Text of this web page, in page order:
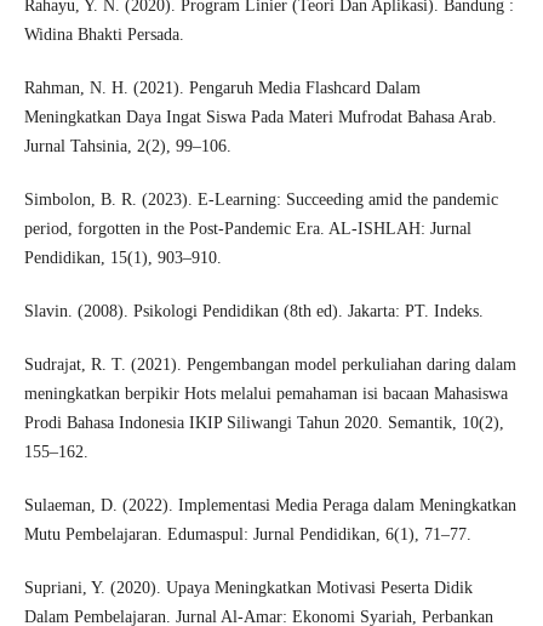
Rahayu, Y. N. (2020). Program Linier (Teori Dan Aplikasi). Bandung :
Widina Bhakti Persada.
Rahman, N. H. (2021). Pengaruh Media Flashcard Dalam
Meningkatkan Daya Ingat Siswa Pada Materi Mufrodat Bahasa Arab.
Jurnal Tahsinia, 2(2), 99–106.
Simbolon, B. R. (2023). E-Learning: Succeeding amid the pandemic
period, forgotten in the Post-Pandemic Era. AL-ISHLAH: Jurnal
Pendidikan, 15(1), 903–910.
Slavin. (2008). Psikologi Pendidikan (8th ed). Jakarta: PT. Indeks.
Sudrajat, R. T. (2021). Pengembangan model perkuliahan daring dalam
meningkatkan berpikir Hots melalui pemahaman isi bacaan Mahasiswa
Prodi Bahasa Indonesia IKIP Siliwangi Tahun 2020. Semantik, 10(2),
155–162.
Sulaeman, D. (2022). Implementasi Media Peraga dalam Meningkatkan
Mutu Pembelajaran. Edumaspul: Jurnal Pendidikan, 6(1), 71–77.
Supriani, Y. (2020). Upaya Meningkatkan Motivasi Peserta Didik
Dalam Pembelajaran. Jurnal Al-Amar: Ekonomi Syariah, Perbankan